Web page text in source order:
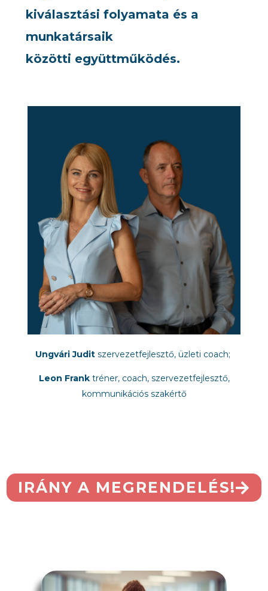
Ungvári Judit szervezetfejlesztő, üzleti coach;
Leon Franktréner, coach, szervezetfejlesztő,
kommunikációs szakértő
kiválasztási folyamata és a
munkatársaik
közötti együttműködés.
IRÁNY A MEGRENDELÉS!